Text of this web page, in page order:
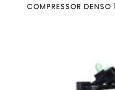
COMPRESSOR DENSO